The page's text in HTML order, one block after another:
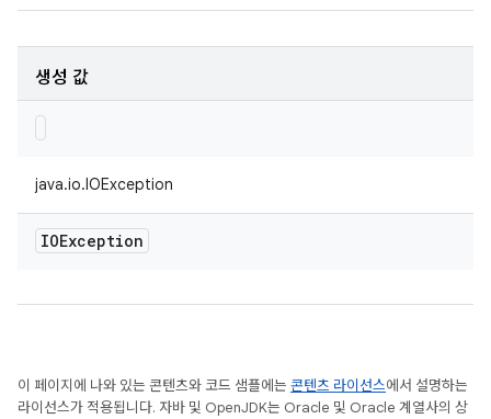
생성 값
java.io.IOException
IOException
이 페이지에 나와 있는 콘텐츠와 코드 샘플에는 콘텐츠 라이선스에서 설명하는
라이선스가 적용됩니다. 자바 및 OpenJDK는 Oracle 및 Oracle 계열사의 상